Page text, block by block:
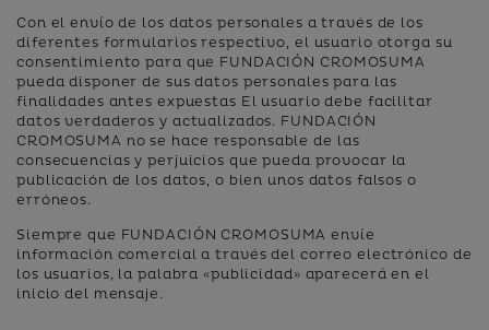
Con el envío de los datos personales a través de los
diferentes formularios respectivo, el usuario otorga su
consentimiento para que FUNDACIÓN CROMOSUMA
pueda disponer de sus datos personales para las
finalidades antes expuestas El usuario debe facilitar
datos verdaderos y actualizados. FUNDACIÓN
CROMOSUMA no se hace responsable de las
consecuencias y perjuicios que pueda provocar la
publicación de los datos, o bien unos datos falsos o
erróneos.
Siempre que FUNDACIÓN CROMOSUMA envíe
información comercial a través del correo electrónico de
los usuarios, la palabra «publicidad» aparecerá en el
inicio del mensaje.